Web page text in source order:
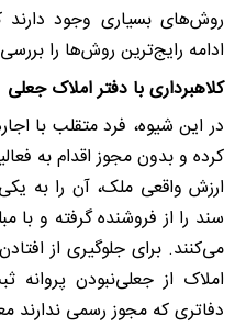
روش‌های بسیاری وجود دارند
ادامه رایج‌ترین روش‌ها را
کلاهبرداری با دفتر املاک جعلی
در این شیوه، فرد متقلب با
کرده و بدون مجوز اقدام به
ارزش واقعی ملک، آن را به
سند را از فروشنده گرفته و با
می‌کنند. برای جلوگیری از
املاک از جعلی‌نبودن
دفاتری که مجوز رسمی ندارند